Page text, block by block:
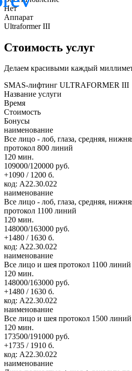
Нет
Аппарат
Ultraformer III
Стоимость услуг
Делаем красивыми каждый
SMAS-лифтинг ULTRAFORMER III
Название услуги
Время
Стоимость
Бонусы
наименование
Все лицо - лоб, глаза, средняя,
протокол 800 линий
120 мин.
109000/120000 руб.
+1090 / 1200 б.
код: А22.30.022
наименование
Все лицо - лоб, глаза, средняя,
протокол 1100 линий
120 мин.
148000/163000 руб.
+1480 / 1630 б.
код: А22.30.022
наименование
Все лицо и шея протокол 1100 линий
120 мин.
148000/163000 руб.
+1480 / 1630 б.
код: А22.30.022
наименование
Все лицо и шея протокол 1500 линий
120 мин.
173500/191000 руб.
+1735 / 1910 б.
код: А22.30.022
наименование